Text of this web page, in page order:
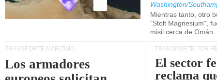
Washington/
Mientras tanto, otro
"Stolt Magnesium",
misil cerca de Omán.
TRANSPORTE MARÍTIMO
Los armadores
TRANSPORTE POR
El sector
reclama